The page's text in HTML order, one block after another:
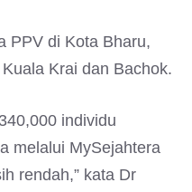
PPV di Kota Bharu,
Krai dan Bachok.
individu
melalui MySejahtera
rendah,” kata Dr